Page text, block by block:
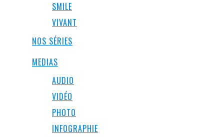
SMILE
VIVANT
NOS SÉRIES
MEDIAS
AUDIO
VIDÉO
PHOTO
INFOGRAPHIE